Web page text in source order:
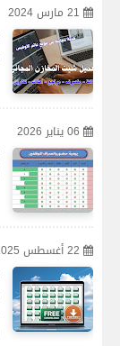
21 مارس 2024
06 يناير 2026
22 أغسطس 2025